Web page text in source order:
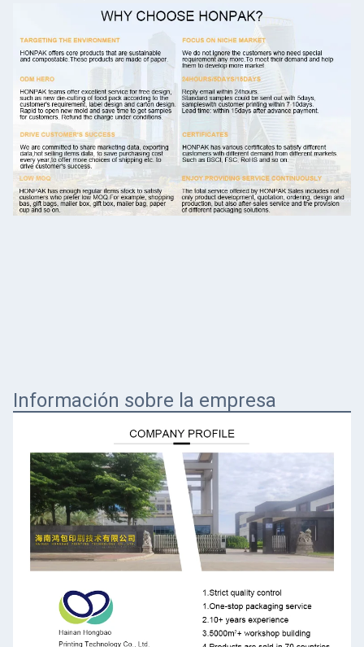
Información sobre la empresa